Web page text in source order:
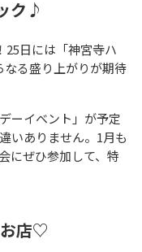
ク♪
25日には「神宮寺ハ
なる盛り上がりが期待
ーイベント」が予定
いありません。1月も
にぜひ参加して、特
店♡